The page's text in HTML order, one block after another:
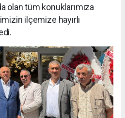
olan tüm konuklarımıza
ilçemize hayırlı